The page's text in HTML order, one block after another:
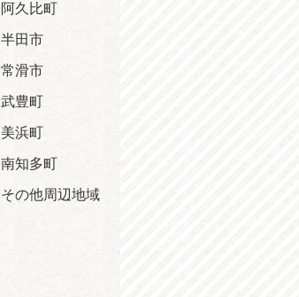
阿久比町
半田市
常滑市
武豊町
美浜町
南知多町
その他周辺地域